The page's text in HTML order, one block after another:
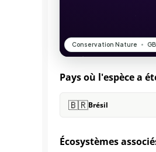
Pays où l'espèce a
🇧🇷Brésil
Écosystèmes